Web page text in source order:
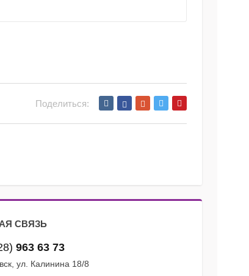
Поделиться:
СВЯЗЬ
963 63 73
ул. Калинина 18/8